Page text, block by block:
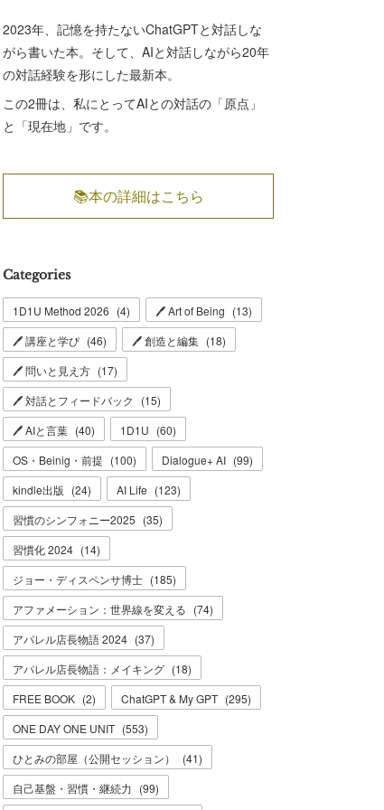
2023年、記憶を持たないChatGPTと対話しな
がら書いた本。そして、AIと対話しながら20年
の対話経験を形にした最新本。
この2冊は、私にとってAIとの対話の「原点」
と「現在地」です。
📚本の詳細はこちら
Categories
1D1U Method 2026 (4) 🖊 Art of Being (13)
🖊 講座と学び (46) 🖊 創造と編集 (18)
🖊 問いと見え方 (17)
🖊 対話とフィードバック
(15)
🖊 AIと言葉 (40) 1D1U (60)
OS・Beinig・前提 (100) Dialogue+ AI (99)
kindle出版 (24) AI Life (123)
習慣のシンフォニー2025 (35)
習慣化 2024 (14)
ジョー・ディスペンサ博士 (185)
アファメーション：世界線を変える (74)
アパレル店長物語 2024 (37)
アパレル店長物語：メイキング (18)
FREE BOOK (2) ChatGPT & My GPT (295)
ONE DAY ONE UNIT (553)
ひとみの部屋（公開セッション）
(41)
自己基盤・習慣・継続力 (99)